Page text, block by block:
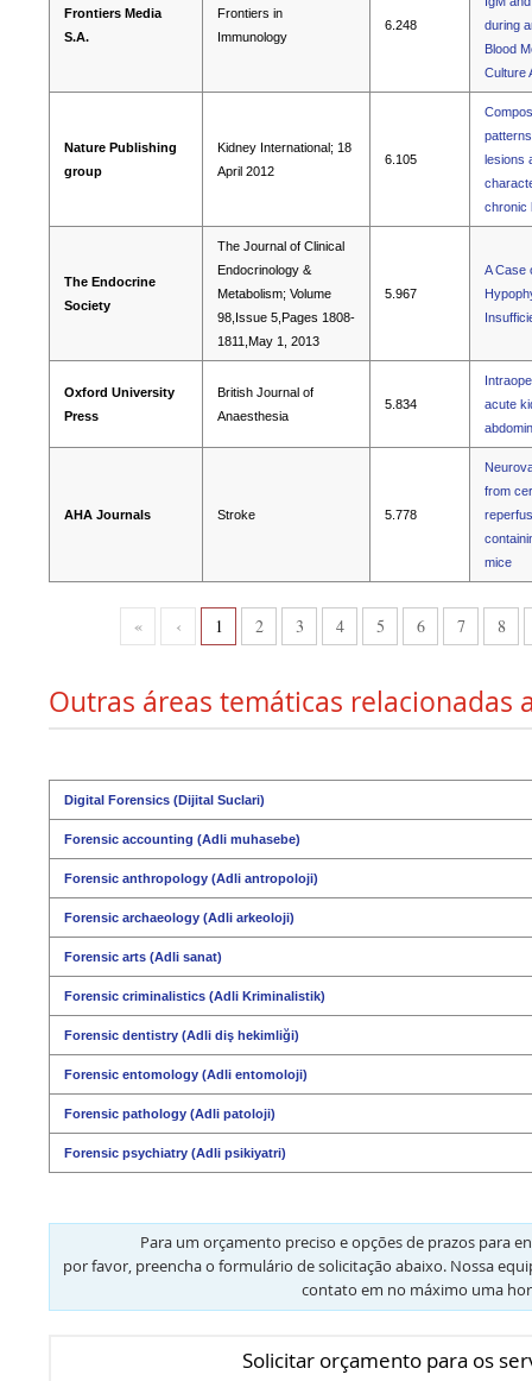
Frontiers Media
S.A.
Frontiers in
Immunology
6.248
during
Blood
Culture
Nature Publishing
group
Kidney International; 18
April 2012
6.105
lesions
chronic
The Endocrine
Society
The Journal of Clinical
Endocrinology &
Metabolism; Volume
98,Issue 5,Pages 1808-
1811,May 1, 2013
5.967
A Case
Oxford University
Press
British Journal of
Anaesthesia
5.834
acute
AHA Journals Stroke 5.778
from
mice
« ‹ 1 2 3 4 5 6 7 8
Outras áreas temáticas relacionadas
Digital Forensics (Dijital Suclari)
Forensic accounting (Adli muhasebe)
Forensic anthropology (Adli antropoloji)
Forensic archaeology (Adli arkeoloji)
Forensic arts (Adli sanat)
Forensic criminalistics (Adli Kriminalistik)
Forensic dentistry (Adli diş hekimliği)
Forensic entomology (Adli entomoloji)
Forensic pathology (Adli patoloji)
Forensic psychiatry (Adli psikiyatri)
Para um orçamento preciso e opções de prazos para
por favor, preencha o formulário de solicitação abaixo. Nossa
contato em no máximo uma
Solicitar orçamento para os